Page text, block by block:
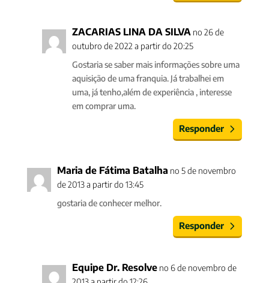
ZACARIAS LINA DA SILVA no 26 de
outubro de 2022 a partir do 20:25
Gostaria se saber mais informações sobre uma
aquisição de uma franquia. Já trabalhei em
uma, já tenho,além de experiência , interesse
em comprar uma.
Responder
Maria de Fátima Batalha no 5 de novembro
de 2013 a partir do 13:45
gostaria de conhecer melhor.
Responder
Equipe Dr. Resolve no 6 de novembro de